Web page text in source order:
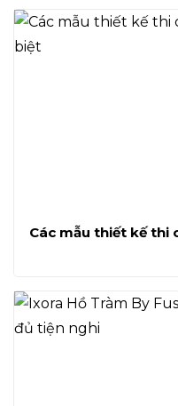
Các mẫu thiết kế thi